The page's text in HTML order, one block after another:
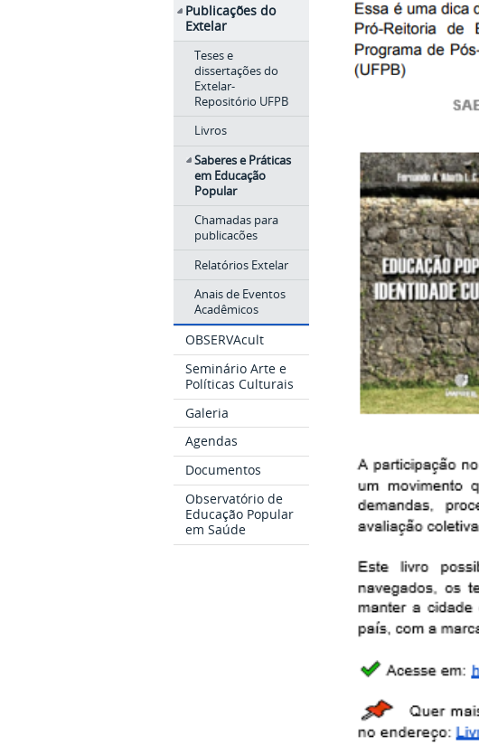
Publicações do
Extelar
Teses e
dissertações do
Extelar-
Repositório UFPB
Livros
Saberes e Práticas
em Educação
Popular
Chamadas para
publicacões
Relatórios Extelar
Anais de Eventos
Acadêmicos
OBSERVAcult
Seminário Arte e
Políticas Culturais
Galeria
Agendas
Documentos
Observatório de
Educação Popular
em Saúde